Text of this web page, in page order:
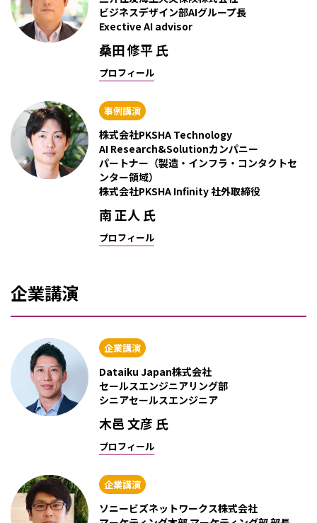
ビジネスデザイン部AIグループ長
Exective AI advisor
桑田 修平 氏
プロフィール
事例講演
株式会社PKSHA Technology
AI Research&Solutionカンパニー
パートナー（製造・インフラ・コンタクトセ
ンター領域）
株式会社PKSHA Infinity 社外取締役
南 正人 氏
プロフィール
企業講演
企業講演
Dataiku Japan株式会社
セールスエンジニアリング部
シニアセールスエンジニア
木邑 文彦 氏
プロフィール
企業講演
ソニービズネットワークス株式会社